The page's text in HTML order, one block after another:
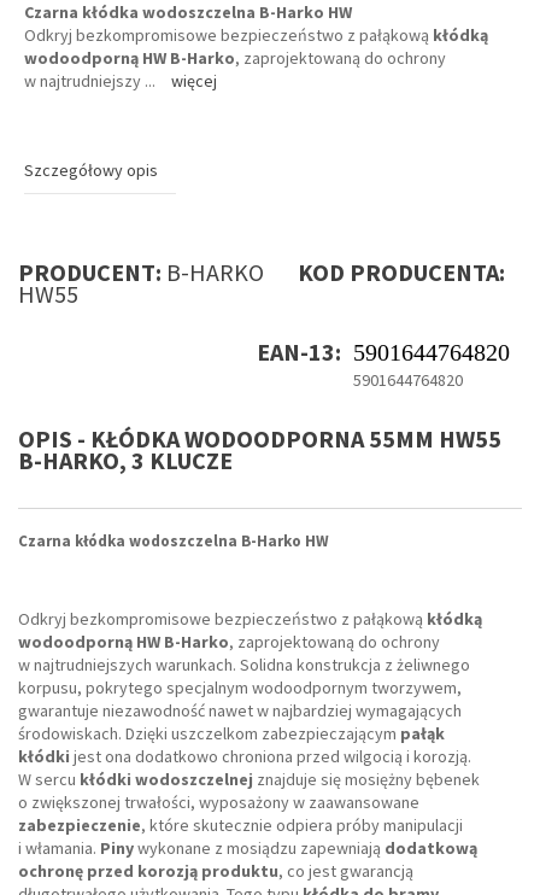
Czarna kłódka wodoszczelna B-Harko HW
Odkryj bezkompromisowe bezpieczeństwo z pałąkową kłódką
wodoodporną HW B-Harko, zaprojektowaną do ochrony
w najtrudniejszy ... więcej
Szczegółowy opis
PRODUCENT: B-HARKO KOD PRODUCENTA:
HW55
EAN-13: 5901644764820
5901644764820
OPIS - KŁÓDKA WODOODPORNA 55MM HW55
B-HARKO, 3 KLUCZE
Czarna kłódka wodoszczelna B-Harko HW
Odkryj bezkompromisowe bezpieczeństwo z pałąkową kłódką
wodoodporną HW B-Harko, zaprojektowaną do ochrony
w najtrudniejszych warunkach. Solidna konstrukcja z żeliwnego
korpusu, pokrytego specjalnym wodoodpornym tworzywem,
gwarantuje niezawodność nawet w najbardziej wymagających
środowiskach. Dzięki uszczelkom zabezpieczającym pałąk
kłódki jest ona dodatkowo chroniona przed wilgocią i korozją.
W sercu kłódki wodoszczelnej znajduje się mosiężny bębenek
o zwiększonej trwałości, wyposażony w zaawansowane
zabezpieczenie, które skutecznie odpiera próby manipulacji
i włamania. Pinywykonane z mosiądzu zapewniają dodatkową
ochronę przed korozją produktu, co jest gwarancją